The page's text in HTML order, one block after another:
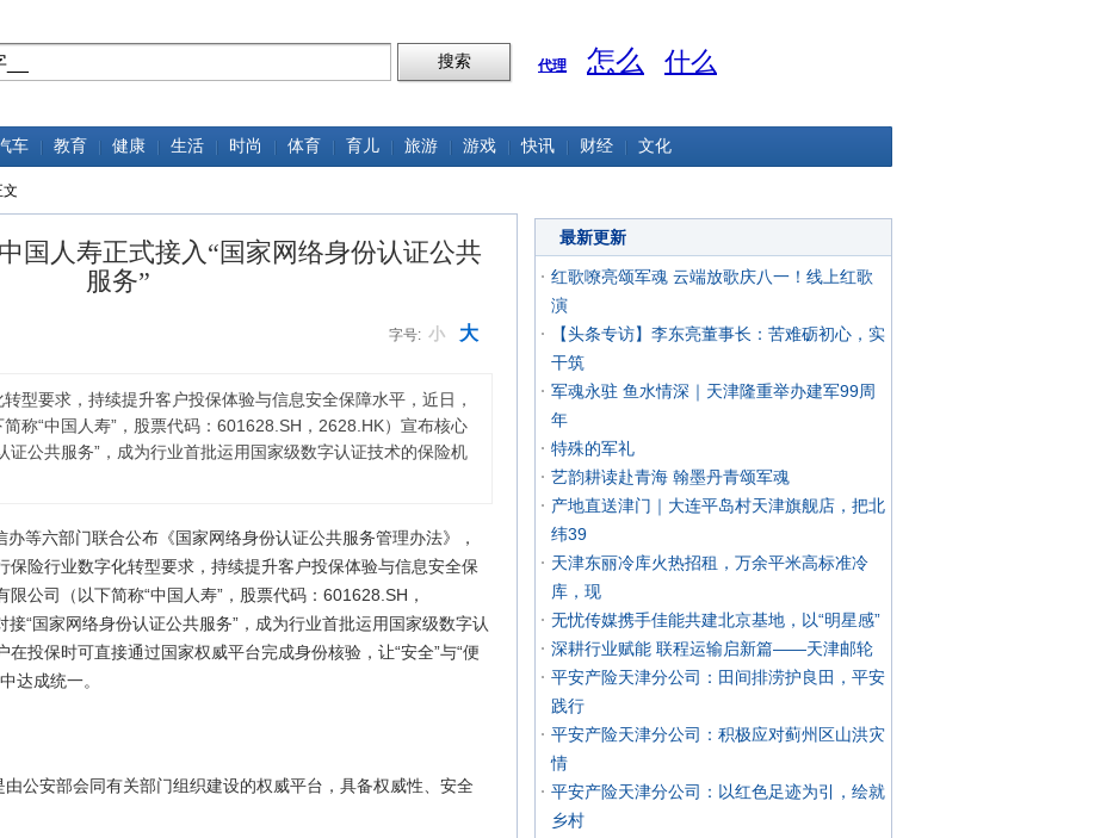
代理 怎么 什么
车 教育 健康 生活 时尚 体育 育儿 旅游 游戏 快讯 财经 文化
文
国人寿正式接入“国家网络身份认证公共
服务”
字号: 小 大
型要求，持续提升客户投保体验与信息安全保障水平，近日，
称“中国人寿”，股票代码：601628.SH，2628.HK）宣布核心
证公共服务”，成为行业首批运用国家级数字认证技术的保险机
等六部门联合公布《国家网络身份认证公共服务管理办法》，
保险行业数字化转型要求，持续提升客户投保体验与信息安全保
公司（以下简称“中国人寿”，股票代码：601628.SH，
“国家网络身份认证公共服务”，成为行业首批运用国家级数字认
投保时可直接通过国家权威平台完成身份核验，让“安全”与“便
达成统一。
由公安部会同有关部门组织建设的权威平台，具备权威性、安全
最新更新
红歌嘹亮颂军魂 云端放歌庆八一！线上红歌
演
【头条专访】李东亮董事长：苦难砺初心，实
干筑
军魂永驻 鱼水情深｜天津隆重举办建军99周
年
特殊的军礼
艺韵耕读赴青海 翰墨丹青颂军魂
产地直送津门｜大连平岛村天津旗舰店，把北
纬39
天津东丽冷库火热招租，万余平米高标准冷
库，现
无忧传媒携手佳能共建北京基地，以“明星感”
深耕行业赋能 联程运输启新篇——天津邮轮
平安产险天津分公司：田间排涝护良田，平安
践行
平安产险天津分公司：积极应对蓟州区山洪灾
情
平安产险天津分公司：以红色足迹为引，绘就
乡村